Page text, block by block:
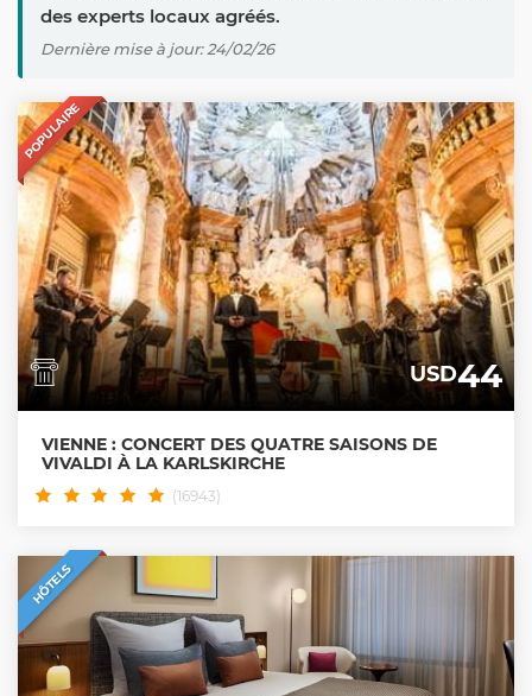
des experts locaux agréés.
Dernière mise à jour: 24/02/26
POPULAIRE
USD44
VIENNE : CONCERT DES QUATRE SAISONS DE
VIVALDI À LA KARLSKIRCHE
(16943)
HÔTELS